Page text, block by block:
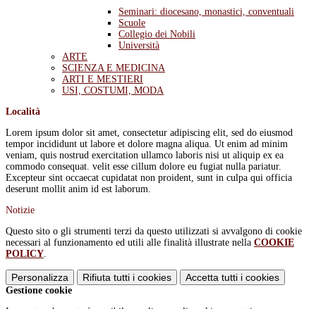
Seminari: diocesano, monastici, conventuali
Scuole
Collegio dei Nobili
Università
ARTE
SCIENZA E MEDICINA
ARTI E MESTIERI
USI, COSTUMI, MODA
Località
Lorem ipsum dolor sit amet, consectetur adipiscing elit, sed do eiusmod
tempor incididunt ut labore et dolore magna aliqua. Ut enim ad minim
veniam, quis nostrud exercitation ullamco laboris nisi ut aliquip ex ea
commodo consequat. velit esse cillum dolore eu fugiat nulla pariatur.
Excepteur sint occaecat cupidatat non proident, sunt in culpa qui officia
deserunt mollit anim id est laborum.
Notizie
Questo sito o gli strumenti terzi da questo utilizzati si avvalgono di cookie
necessari al funzionamento ed utili alle finalità illustrate nella COOKIE
POLICY.
Personalizza Rifiuta tutti i cookies Accetta tutti i cookies
Gestione cookie